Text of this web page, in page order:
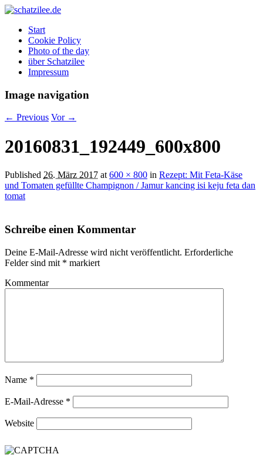
Start
Cookie Policy
Photo of the day
über Schatzilee
Impressum
Image navigation
← Previous Vor →
20160831_192449_600x800
Published 26. März 2017 at 600 × 800 in Rezept: Mit Feta-Käse
und Tomaten gefüllte Champignon / Jamur kancing isi keju feta dan
tomat
Schreibe einen Kommentar
Deine E-Mail-Adresse wird nicht veröffentlicht. Erforderliche
Felder sind mit * markiert
Kommentar
Name *
E-Mail-Adresse *
Website